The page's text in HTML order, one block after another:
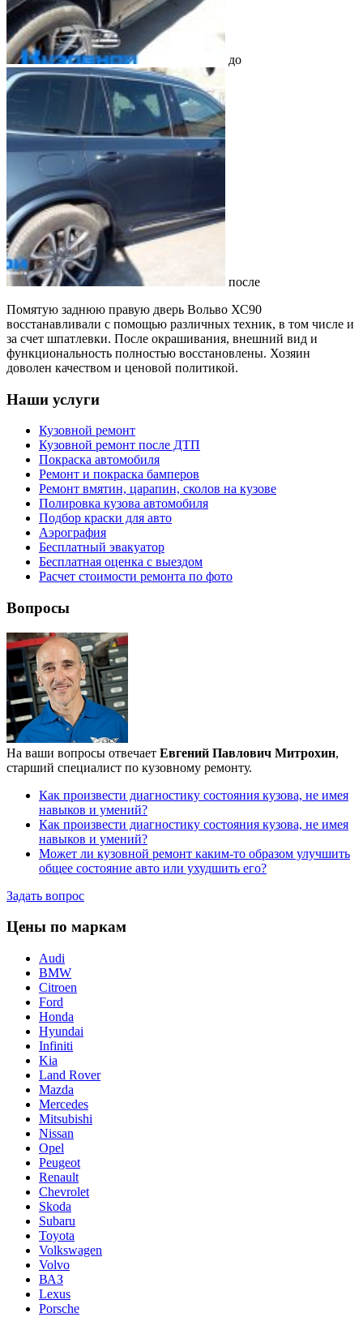
до
после
Помятую заднюю правую дверь Вольво ХС90
восстанавливали с помощью различных техник, в том числе и
за счет шпатлевки. После окрашивания, внешний вид и
функциональность полностью восстановлены. Хозяин
доволен качеством и ценовой политикой.
Наши услуги
Кузовной ремонт
Кузовной ремонт после ДТП
Покраска автомобиля
Ремонт и покраска бамперов
Ремонт вмятин, царапин, сколов на кузове
Полировка кузова автомобиля
Подбор краски для авто
Аэрография
Бесплатный эвакуатор
Бесплатная оценка с выездом
Расчет стоимости ремонта по фото
Вопросы
На ваши вопросы отвечает Евгений Павлович Митрохин,
старший специалист по кузовному ремонту.
Как произвести диагностику состояния кузова, не имея
навыков и умений?
Как произвести диагностику состояния кузова, не имея
навыков и умений?
Может ли кузовной ремонт каким-то образом улучшить
общее состояние авто или ухудшить его?
Задать вопрос
Цены по маркам
Audi
BMW
Citroen
Ford
Honda
Hyundai
Infiniti
Kia
Land Rover
Mazda
Merсedes
Mitsubishi
Nissan
Opel
Peugeot
Renault
Chevrolet
Skoda
Subaru
Toyota
Volkswagen
Volvo
ВАЗ
Lexus
Porsche